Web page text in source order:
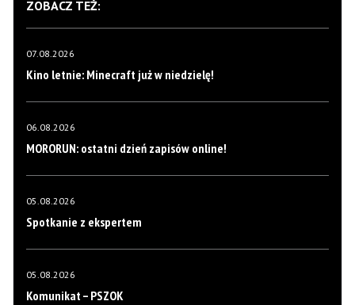
ZOBACZ TEŻ:
07.08.2026
Kino letnie: Minecraft już w niedzielę!
06.08.2026
MORORUN: ostatni dzień zapisów online!
05.08.2026
Spotkanie z ekspertem
05.08.2026
Komunikat – PSZOK